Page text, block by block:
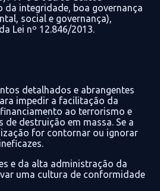
da integridade, boa governança
social e governança),
da Lei nº 12.846/2013.
detalhados e abrangentes
impedir a facilitação da
ao terrorismo e
de destruição em massa. Se a
for contornar ou ignorar
e da alta administração da
uma cultura de conformidade